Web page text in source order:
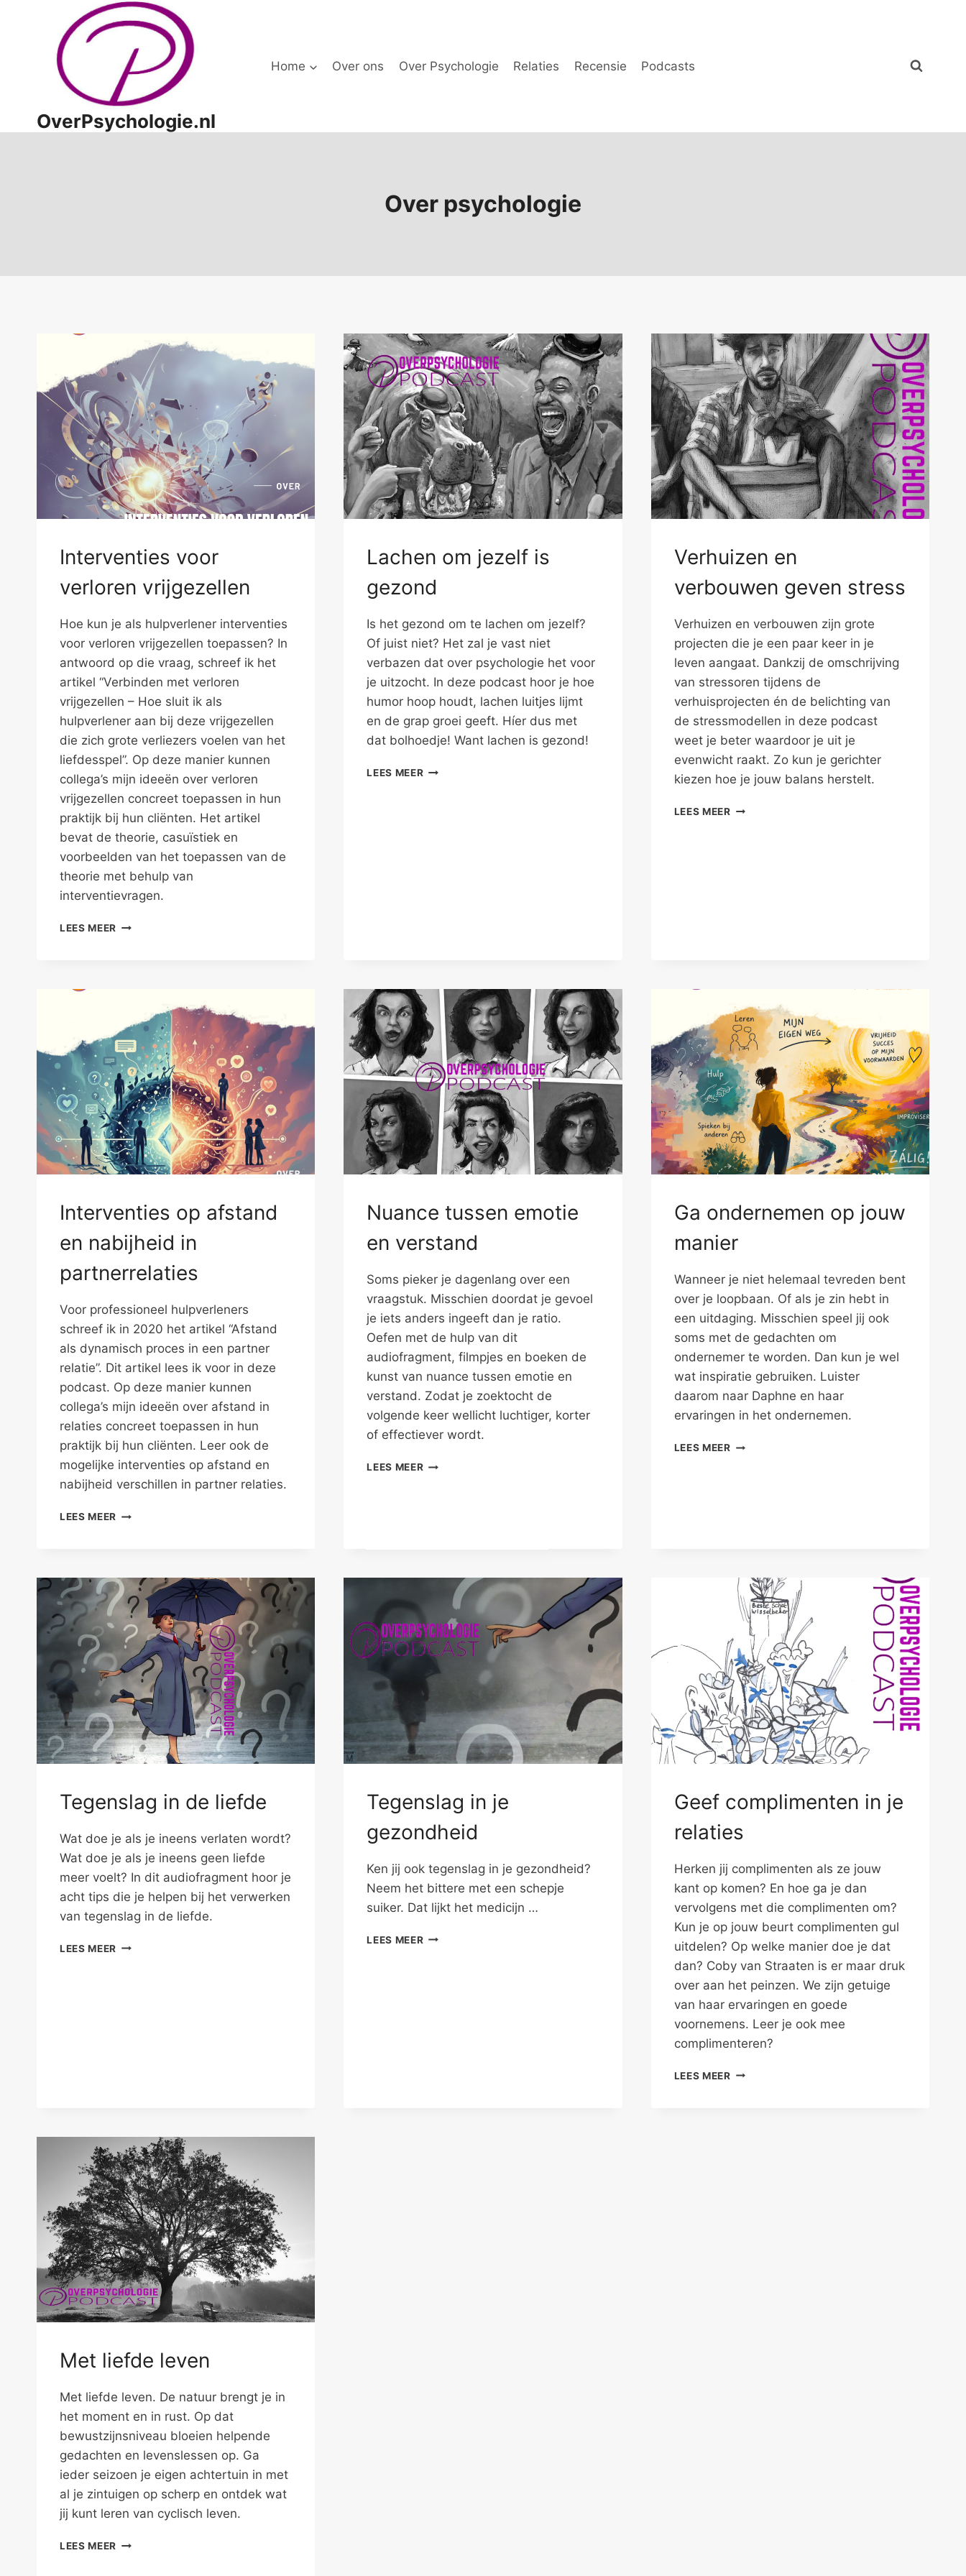
OverPsychologie.nl
Home Over ons Over Psychologie Relaties Recensie Podcasts
Over psychologie
Interventies voor
verloren vrijgezellen
Hoe kun je als hulpverlener interventies
voor verloren vrijgezellen toepassen? In
antwoord op die vraag, schreef ik het
artikel “Verbinden met verloren
vrijgezellen – Hoe sluit ik als
hulpverlener aan bij deze vrijgezellen
die zich grote verliezers voelen van het
liefdesspel”. Op deze manier kunnen
collega’s mijn ideeën over verloren
vrijgezellen concreet toepassen in hun
praktijk bij hun cliënten. Het artikel
bevat de theorie, casuïstiek en
voorbeelden van het toepassen van de
theorie met behulp van
interventievragen.
LEES MEER INTERVENTIES
Lachen om jezelf is
gezond
Is het gezond om te lachen om jezelf?
Of juist niet? Het zal je vast niet
verbazen dat over psychologie het voor
je uitzocht. In deze podcast hoor je hoe
humor hoop houdt, lachen luitjes lijmt
en de grap groei geeft. Híer dus met
dat bolhoedje! Want lachen is gezond!
LEES MEERLACHEN
Verhuizen en
verbouwen geven stress
Verhuizen en verbouwen zijn grote
projecten die je een paar keer in je
leven aangaat. Dankzij de omschrijving
van stressoren tijdens de
verhuisprojecten én de belichting van
de stressmodellen in deze podcast
weet je beter waardoor je uit je
evenwicht raakt. Zo kun je gerichter
kiezen hoe je jouw balans herstelt.
LEES MEERVERHUIZEN
Interventies op afstand
en nabijheid in
partnerrelaties
Voor professioneel hulpverleners
schreef ik in 2020 het artikel “Afstand
als dynamisch proces in een partner
relatie”. Dit artikel lees ik voor in deze
podcast. Op deze manier kunnen
collega’s mijn ideeën over afstand in
relaties concreet toepassen in hun
praktijk bij hun cliënten. Leer ook de
mogelijke interventies op afstand en
nabijheid verschillen in partner relaties.
LEES MEER INTERVENTIES
IN
PARTNERRELATIES
Nuance tussen emotie
en verstand
Soms pieker je dagenlang over een
vraagstuk. Misschien doordat je gevoel
je iets anders ingeeft dan je ratio.
Oefen met de hulp van dit
audiofragment, filmpjes en boeken de
kunst van nuance tussen emotie en
verstand. Zodat je zoektocht de
volgende keer wellicht luchtiger, korter
of effectiever wordt.
LEES MEERNUANCE
Ga ondernemen op jouw
manier
Wanneer je niet helemaal tevreden bent
over je loopbaan. Of als je zin hebt in
een uitdaging. Misschien speel jij ook
soms met de gedachten om
ondernemer te worden. Dan kun je wel
wat inspiratie gebruiken. Luister
daarom naar Daphne en haar
ervaringen in het ondernemen.
LEES MEERGA
Tegenslag in de liefde
Wat doe je als je ineens verlaten wordt?
Wat doe je als je ineens geen liefde
meer voelt? In dit audiofragment hoor je
acht tips die je helpen bij het verwerken
van tegenslag in de liefde.
LEES MEER TEGENSLAG
Tegenslag in je
gezondheid
Ken jij ook tegenslag in je gezondheid?
Neem het bittere met een schepje
suiker. Dat lijkt het medicijn …
LEES MEERTEGENSLAG
Geef complimenten in je
relaties
Herken jij complimenten als ze jouw
kant op komen? En hoe ga je dan
vervolgens met die complimenten om?
Kun je op jouw beurt complimenten gul
uitdelen? Op welke manier doe je dat
dan? Coby van Straaten is er maar druk
over aan het peinzen. We zijn getuige
van haar ervaringen en goede
voornemens. Leer je ook mee
complimenteren?
LEES MEERGEEF
Met liefde leven
Met liefde leven. De natuur brengt je in
het moment en in rust. Op dat
bewustzijnsniveau bloeien helpende
gedachten en levenslessen op. Ga
ieder seizoen je eigen achtertuin in met
al je zintuigen op scherp en ontdek wat
jij kunt leren van cyclisch leven.
LEES MEER MET